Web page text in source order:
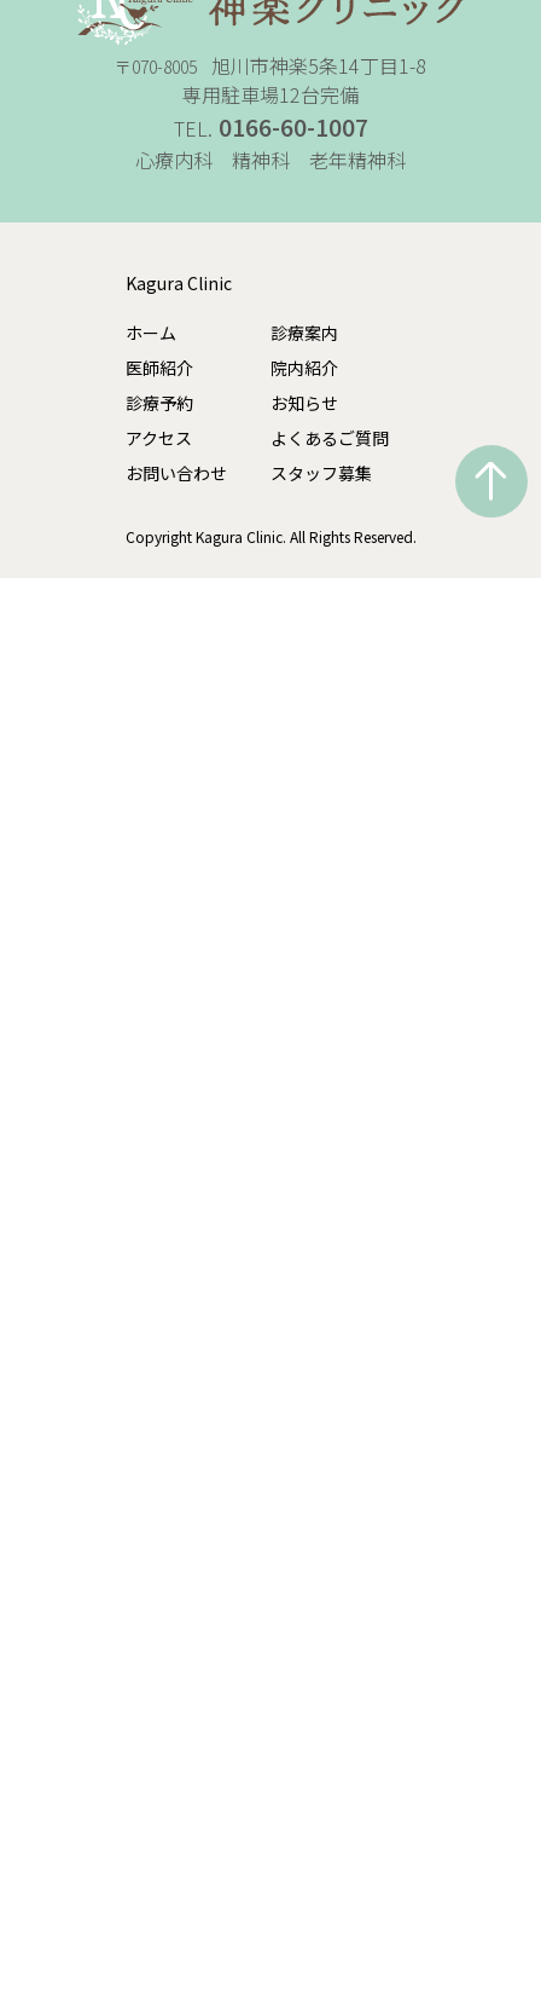
〒070-8005
旭川市神楽5条14丁目1-8
専用駐車場12台完備
TEL. 0166-60-1007
心療内科 精神科 老年精神科
Kagura Clinic
ホーム
診療案内
医師紹介
院内紹介
診療予約
お知らせ
アクセス
よくあるご質問
お問い合わせ
スタッフ募集
Copyright Kagura Clinic. All Rights Reserved.